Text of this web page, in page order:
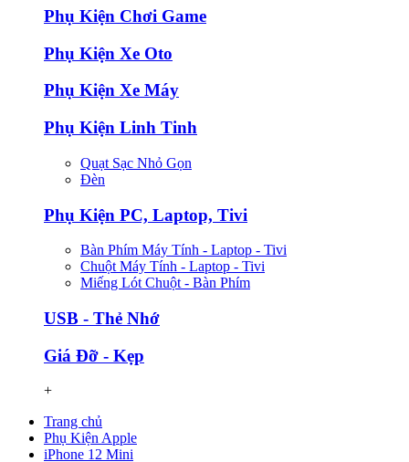
Phụ Kiện Chơi Game
Phụ Kiện Xe Oto
Phụ Kiện Xe Máy
Phụ Kiện Linh Tinh
Quạt Sạc Nhỏ Gọn
Đèn
Phụ Kiện PC, Laptop, Tivi
Bàn Phím Máy Tính - Laptop - Tivi
Chuột Máy Tính - Laptop - Tivi
Miếng Lót Chuột - Bàn Phím
USB - Thẻ Nhớ
Giá Đỡ - Kẹp
+
Trang chủ
Phụ Kiện Apple
iPhone 12 Mini